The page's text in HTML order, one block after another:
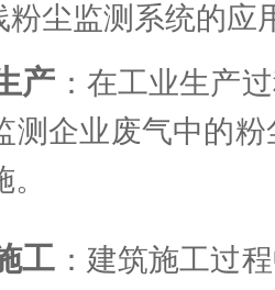
粉尘监测系统的应
产 ：在工业生产
测企业废气中的
工 ：建筑施工过